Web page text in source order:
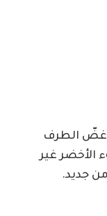
‏غضّ الطرف
الأخضر غير
جديد.